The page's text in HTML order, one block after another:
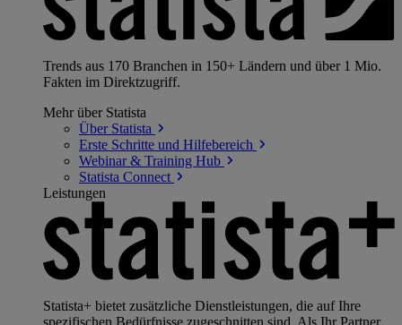
Trends aus 170 Branchen in 150+ Ländern und über 1 Mio.
Fakten im Direktzugriff.
Mehr über Statista
Über Statista
Erste Schritte und Hilfebereich
Webinar & Training Hub
Statista Connect
Leistungen
Statista+ bietet zusätzliche Dienstleistungen, die auf Ihre
spezifischen Bedürfnisse zugeschnitten sind. Als Ihr Partner